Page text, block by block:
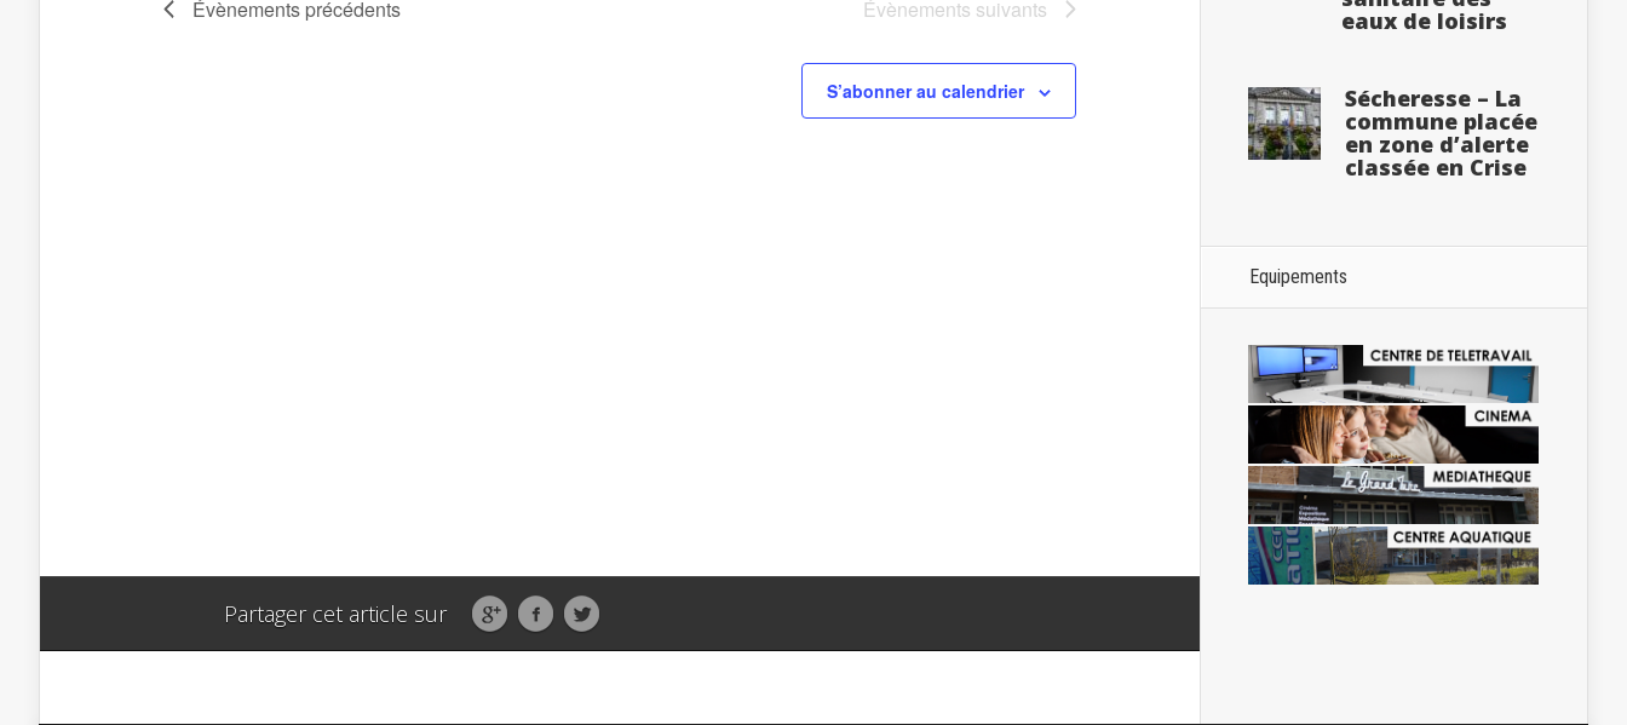
Évènements précédents Évènements suivants
S’abonner au calendrier
Partager cet article sur
eaux de loisirs
Sécheresse – La
commune placée
en zone d’alerte
classée en Crise
Equipements